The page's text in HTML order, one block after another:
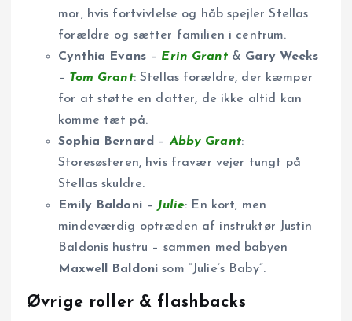
mor, hvis fortvivlelse og håb spejler Stellas
forældre og sætter familien i centrum.
Cynthia Evans– Erin Grant& Gary Weeks
– Tom Grant: Stellas forældre, der kæmper
for at støtte en datter, de ikke altid kan
komme tæt på.
Sophia Bernard
– Abby Grant:
Storesøsteren, hvis fravær vejer tungt på
Stellas skuldre.
Emily Baldoni– Julie: En kort, men
mindeværdig optræden af instruktør Justin
Baldonis hustru – sammen med babyen
Maxwell Baldoni som “Julie’s Baby”.
Øvrige roller & flashbacks